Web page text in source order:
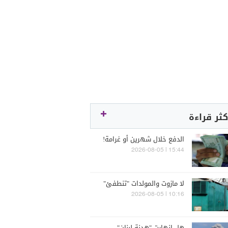
قراءة
الدفع خلال شهرين أو غرامة!
15:44 | 2026-08-05
لا مازوت والمولدات "تنطفئ"
10:16 | 2026-08-05